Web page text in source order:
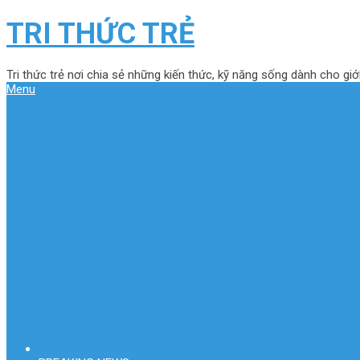
TRI THỨC TRẺ
Tri thức trẻ nơi chia sẻ những kiến thức, kỹ năng sống dành cho
Menu